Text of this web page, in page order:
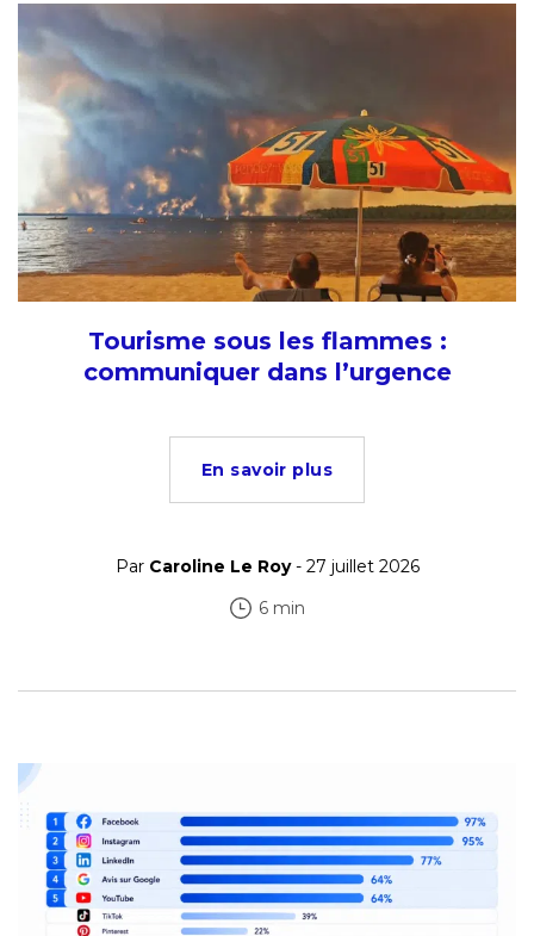
Tourisme sous les flammes :
communiquer dans l’urgence
En savoir plus
Par Caroline Le Roy- 27 juillet 2026
6 min